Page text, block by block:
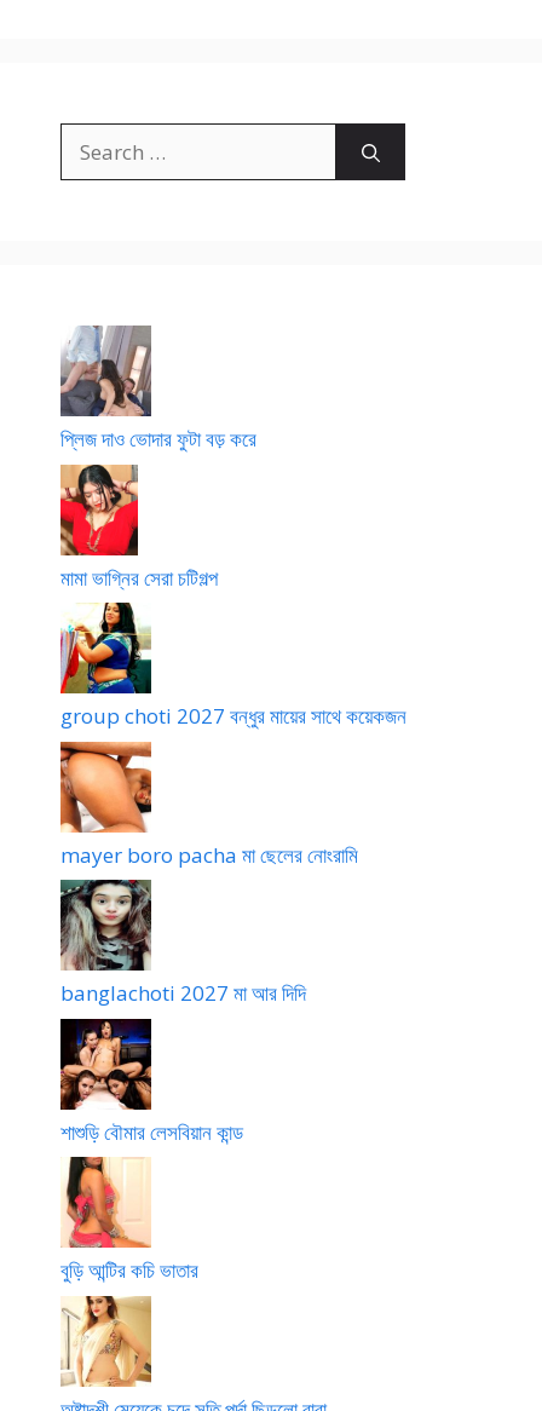
for:
প্লিজ দাও ভোদার ফুটা বড় করে
মামা ভাগ্নির সেরা চটিগল্প
group choti 2027 বন্ধুর মায়ের সাথে কয়েকজন
mayer boro pacha মা ছেলের নোংরামি
banglachoti 2027 মা আর দিদি
শাশুড়ি বৌমার লেসবিয়ান কান্ড
বুড়ি আন্টির কচি ভাতার